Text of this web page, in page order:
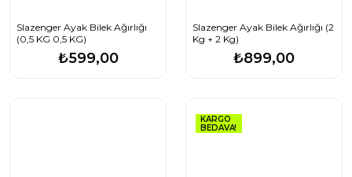
Slazenger Ayak Bilek Ağırlığı
(0,5 KG 0,5 KG)
₺599,00
Slazenger Ayak Bilek Ağırlığı (2
Kg + 2 Kg)
₺899,00
KARGO
BEDAVA!